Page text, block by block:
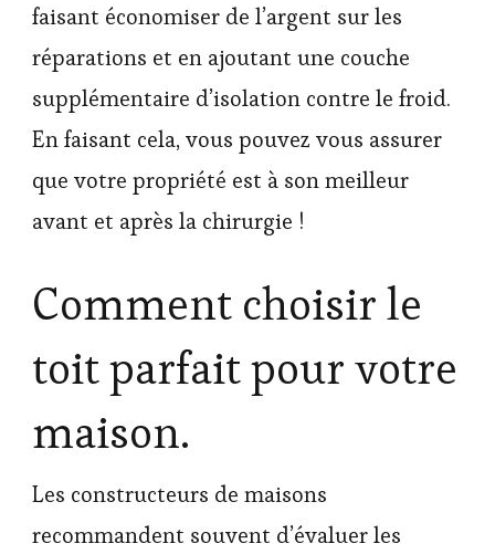
faisant économiser de l’argent sur les
réparations et en ajoutant une couche
supplémentaire d’isolation contre le froid.
En faisant cela, vous pouvez vous assurer
que votre propriété est à son meilleur
avant et après la chirurgie !
Comment choisir le
toit parfait pour votre
maison.
Les constructeurs de maisons
recommandent souvent d’évaluer les